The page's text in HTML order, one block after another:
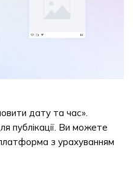
дату та час».
публікації. Ви можете
з урахуванням